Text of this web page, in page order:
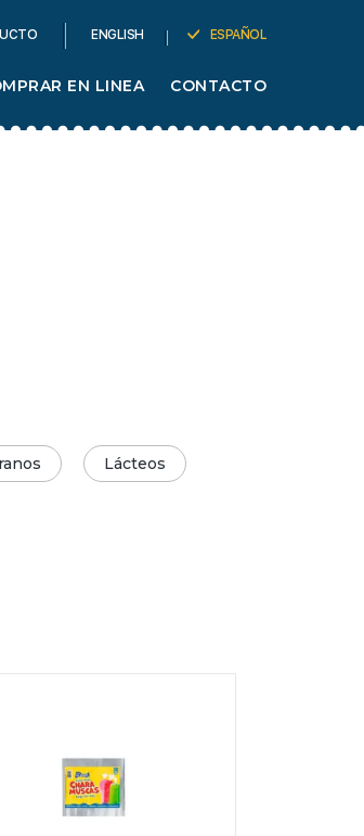
ENGLISH ESPAÑOL
EN LINEA CONTACTO
Lácteos